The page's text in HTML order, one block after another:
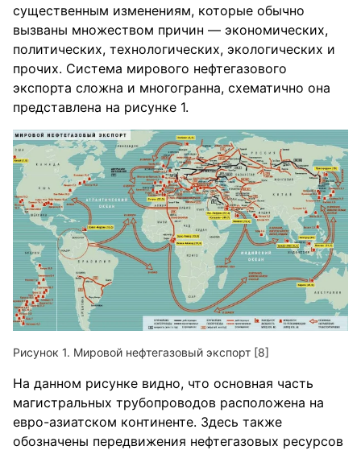
существенным изменениям, которые обычно
вызваны множеством причин — экономических,
политических, технологических, экологических и
прочих. Система мирового нефтегазового
экспорта сложна и многогранна, схематично она
представлена на рисунке 1.
Мировой нефтегазовый экспорт [8]
На данном рисунке видно, что основная часть
магистральных трубопроводов расположена на
евро-азиатском континенте. Здесь также
обозначены передвижения нефтегазовых ресурсов